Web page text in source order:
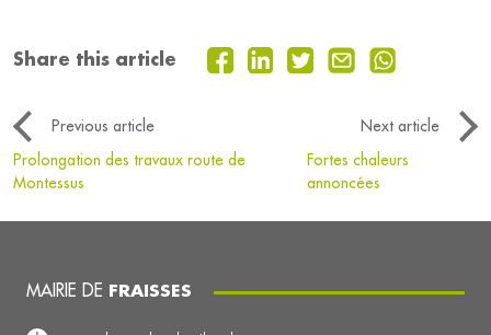
Share this article
Previous article
Next article
Prolongation des travaux route de
Montessus
Fortes chaleurs
annoncées
MAIRIE DE FRAISSES